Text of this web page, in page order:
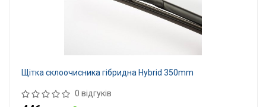
Щітка склоочисника гібридна Hybrid 350mm
0 відгуків